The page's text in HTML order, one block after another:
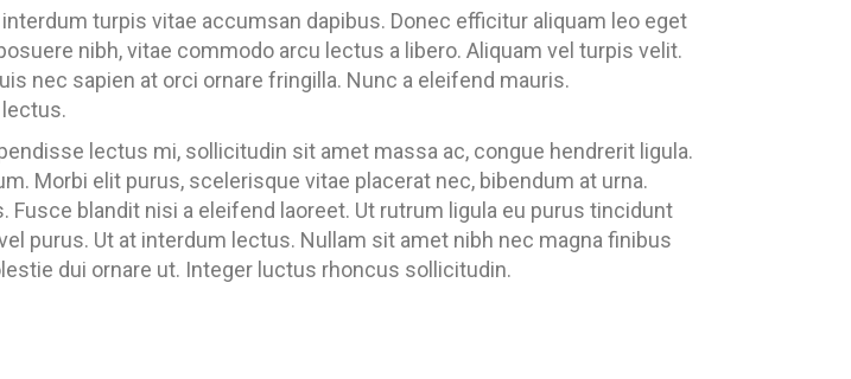
turpis vitae accumsan dapibus. Donec efficitur aliquam leo eget
nibh, vitae commodo arcu lectus a libero. Aliquam vel turpis velit.
nec sapien at orci ornare fringilla. Nunc a eleifend mauris.
lectus mi, sollicitudin sit amet massa ac, congue hendrerit ligula.
Morbi elit purus, scelerisque vitae placerat nec, bibendum at urna.
blandit nisi a eleifend laoreet. Ut rutrum ligula eu purus tincidunt
purus. Ut at interdum lectus. Nullam sit amet nibh nec magna finibus
dui ornare ut. Integer luctus rhoncus sollicitudin.